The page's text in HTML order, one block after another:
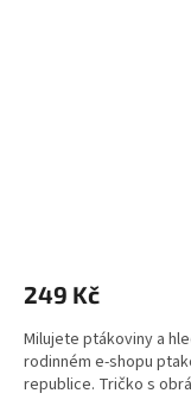
249 Kč
Milujete ptákoviny a
rodinném e-shopu
republice. Tričko s